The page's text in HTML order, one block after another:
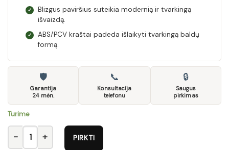
✓
Blizgus paviršius suteikia modernią ir tvarkingą
išvaizdą.
✓
ABS/PCV kraštai padeda išlaikyti tvarkingą baldų
formą.
🛡
Garantija
24 mėn.
📞
Konsultacija
telefonu
🔒
Saugus
pirkimas
Turime
produkto kiekis: Staliukas T22
PIRKTI